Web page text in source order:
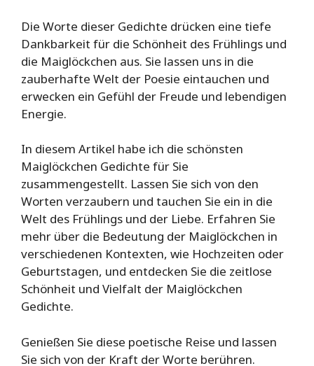
Die Worte dieser Gedichte drücken eine tiefe
Dankbarkeit für die Schönheit des Frühlings und
die Maiglöckchen aus. Sie lassen uns in die
zauberhafte Welt der Poesie eintauchen und
erwecken ein Gefühl der Freude und lebendigen
Energie.
In diesem Artikel habe ich die schönsten
Maiglöckchen Gedichte für Sie
zusammengestellt. Lassen Sie sich von den
Worten verzaubern und tauchen Sie ein in die
Welt des Frühlings und der Liebe. Erfahren Sie
mehr über die Bedeutung der Maiglöckchen in
verschiedenen Kontexten, wie Hochzeiten oder
Geburtstagen, und entdecken Sie die zeitlose
Schönheit und Vielfalt der Maiglöckchen
Gedichte.
Genießen Sie diese poetische Reise und lassen
Sie sich von der Kraft der Worte berühren.